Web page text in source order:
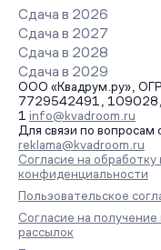
Сдача в 2026
Сдача в 2027
Сдача в 2028
Сдача в 2029
ООО «Квадрум.ру»,
7729542491, 109028,
1 info@kvadroom.ru
Для связи по вопросам
reklama@kvadroom.ru
Согласие на
конфиденциальности
Пользовательское
Согласие на
рассылок